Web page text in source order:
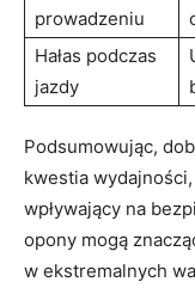
prowadzeniu
Hałas⁢ podczas‍
jazdy
Podsumowując,
kwestia
wpływający‌ na
opony mogą⁢
w ekstremalnych